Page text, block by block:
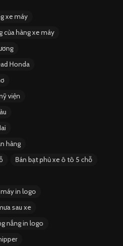
xe máy
của hàng xe máy
Honda
viện
hàng
Bán bạt phủ xe ô tô 5 chỗ
in logo
sau xe
nắng in logo